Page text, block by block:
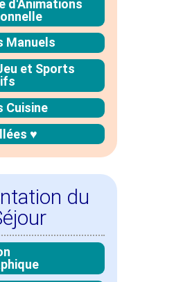
d'Animations
Manuels
et Sports
Cuisine
♥
du